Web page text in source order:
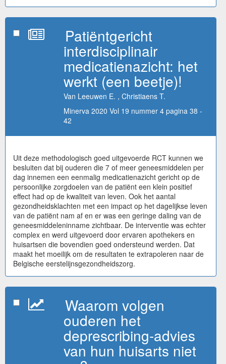
Patiëntgericht
interdisciplinair
medicatienazicht: het
werkt (een beetje)!
Van Leeuwen E. , Christiaens T.
Minerva 2020 Vol 19 nummer 4 pagina 38 -
42
Uit deze methodologisch goed uitgevoerde RCT kunnen we
besluiten dat bij ouderen die 7 of meer geneesmiddelen per
dag innemen een eenmalig medicatienazicht gericht op de
persoonlijke zorgdoelen van de patiënt een klein positief
effect had op de kwaliteit van leven. Ook het aantal
gezondheidsklachten met een impact op het dagelijkse leven
van de patiënt nam af en er was een geringe daling van de
geneesmiddeleninname zichtbaar. De interventie was echter
complex en werd uitgevoerd door ervaren apothekers en
huisartsen die bovendien goed ondersteund werden. Dat
maakt het moeilijk om de resultaten te extrapoleren naar de
Belgische eerstelijnsgezondheidszorg.
Waarom volgen
ouderen het
deprescribing-advies
van hun huisarts niet